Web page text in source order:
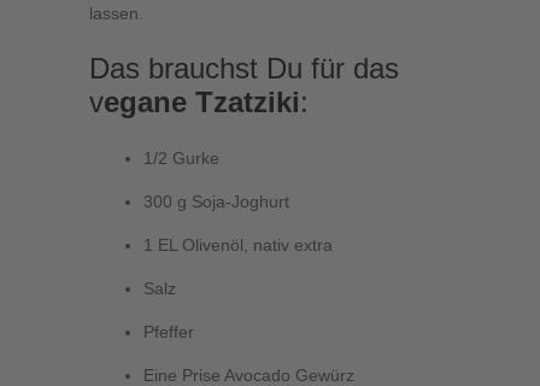
lassen.
Das brauchst Du für das
vegane Tzatziki:
1/2 Gurke
300 g Soja-Joghurt
1 EL Olivenöl, nativ extra
Salz
Pfeffer
Eine Prise Avocado Gewürz